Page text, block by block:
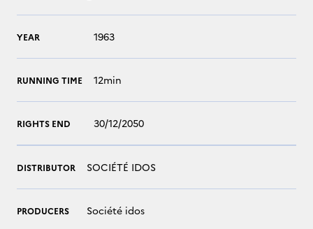
YEAR 1963
RUNNING TIME 12min
RIGHTS END 30/12/2050
DISTRIBUTOR SOCIÉTÉ IDOS
PRODUCERS Société idos